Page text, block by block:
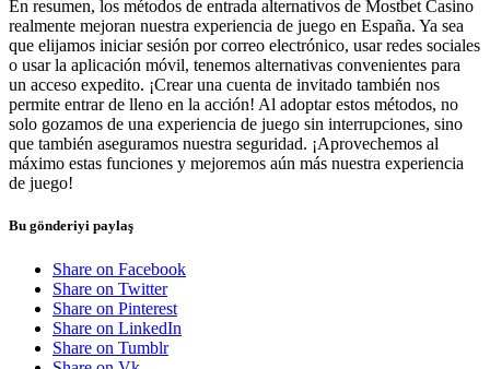
En resumen, los métodos de entrada alternativos de Mostbet Casino
realmente mejoran nuestra experiencia de juego en España. Ya sea
que elijamos iniciar sesión por correo electrónico, usar redes sociales
o usar la aplicación móvil, tenemos alternativas convenientes para
un acceso expedito. ¡Crear una cuenta de invitado también nos
permite entrar de lleno en la acción! Al adoptar estos métodos, no
solo gozamos de una experiencia de juego sin interrupciones, sino
que también aseguramos nuestra seguridad. ¡Aprovechemos al
máximo estas funciones y mejoremos aún más nuestra experiencia
de juego!
Bu gönderiyi paylaş
Share on Facebook
Share on Twitter
Share on Pinterest
Share on LinkedIn
Share on Tumblr